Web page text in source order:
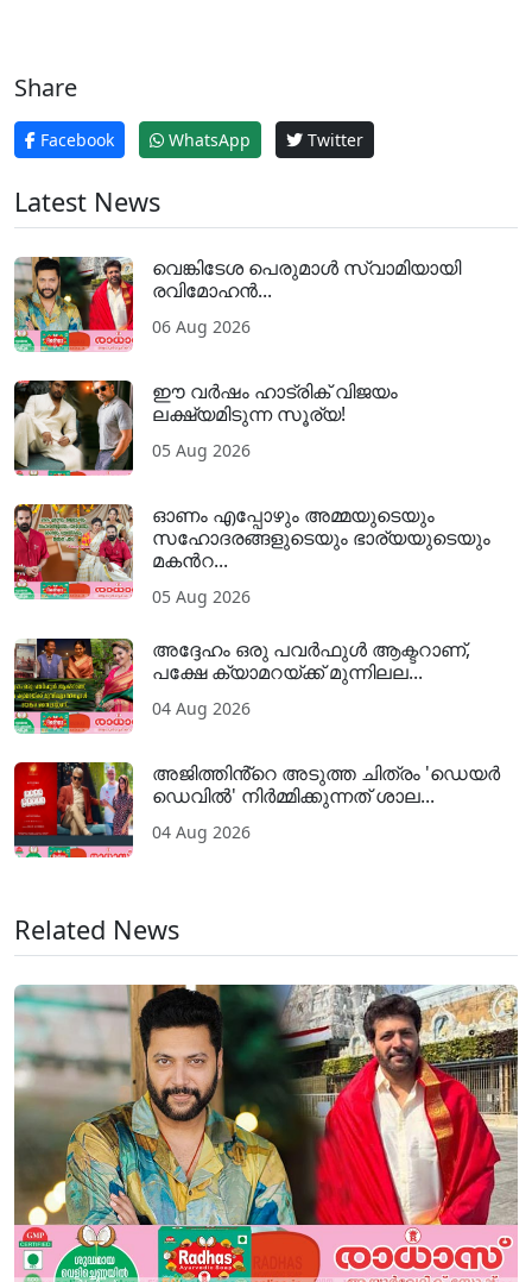
Share
Facebook WhatsApp Twitter
Latest News
വെങ്കിടേശ പെരുമാൾ സ്വാമിയായി
രവിമോഹൻ...
06 Aug 2026
ഈ വർഷം ഹാട്രിക് വിജയം
ലക്ഷ്യമിടുന്ന സൂര്യ!
05 Aug 2026
ഓണം എപ്പോഴും അമ്മയുടെയും
സഹോദരങ്ങളുടെയും ഭാര്യയുടെയും
മകന്‍റ...
05 Aug 2026
അദ്ദേഹം ഒരു പവര്‍ഫുള്‍ ആക്ടറാണ്,
പക്ഷേ ക്യാമറയ്ക്ക് മുന്നിലല...
04 Aug 2026
അജിത്തിൻ്റെ അടുത്ത ചിത്രം 'ഡെയർ
ഡെവിൽ' നിർമ്മിക്കുന്നത് ശാല...
04 Aug 2026
Related News